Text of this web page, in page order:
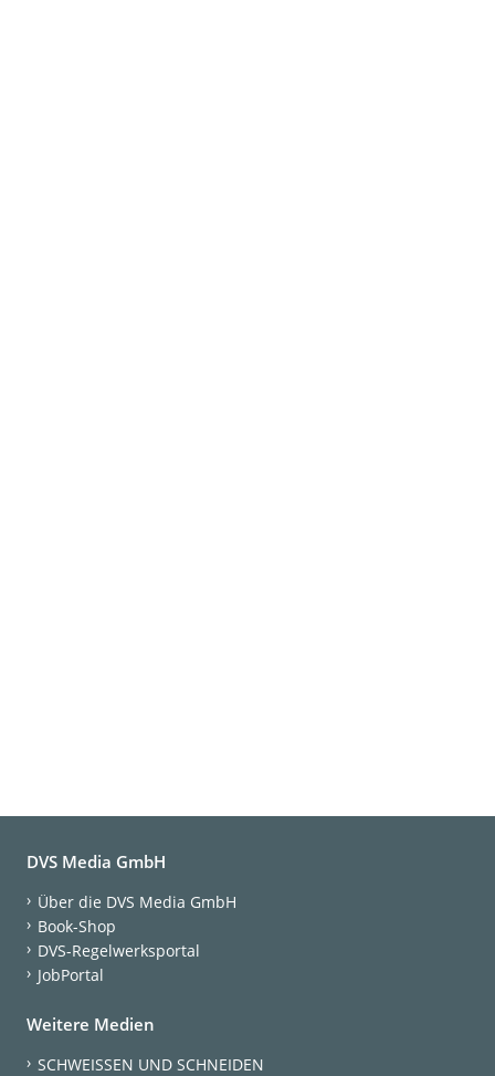
DVS Media GmbH
Über die DVS Media GmbH
Book-Shop
DVS-Regelwerksportal
JobPortal
Weitere Medien
SCHWEISSEN UND SCHNEIDEN